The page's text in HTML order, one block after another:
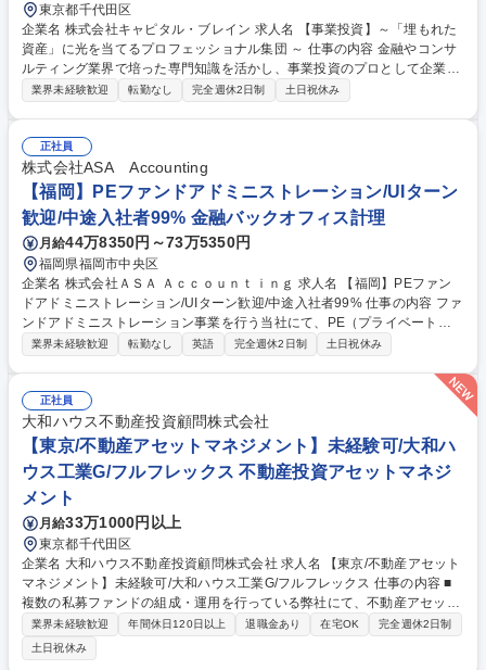
東京都千代田区
企業名 株式会社キャピタル・ブレイン 求人名 【事業投資】～「埋もれた
資産」に光を当てるプロフェッショナル集団 ～ 仕事の内容 金融やコンサ
ルティング業界で培った専門知識を活かし、事業投資のプロとして企業価
値向上を牽引するポジションです。アドバイザリー業務から一歩踏み込
て投資後の事業成長支援（グループシナジーによる収益拡大、管理部門強
化、Ｍ＆Ａサポート等）までを一貫して担当します。短期的な売却益を追
うのではなく、埋もれた資産に光を当て永続的な成長をともに目指すこと
で、本質的な事業推進力と社会貢献の確かな手応えを実感できます。 募集
職種 【事業投資】～「埋もれた資産」に光を当てるプロフェッショナル集
団 ～
業界未経験歓迎 転勤なし 完全週休2日制 土日祝休み
正社員
株式会社ASA Accounting
【福岡】PEファンドアドミニストレーション/UIターン
歓迎/中途入社者99% 金融バックオフィス計理
月給44万8350円～73万5350円
福岡県福岡市中央区
企業名 株式会社ＡＳＡ Ａｃｃｏｕｎｔｉｎｇ 求人名 【福岡】PEファン
ドアドミニストレーション/UIターン歓迎/中途入社者99% 仕事の内容 ファ
ンドアドミニストレーション事業を行う当社にて、PE（プライベートエ
クイティ）ファンドの管理業務をお任せします。LPSやSPCの決算、キャ
務内容】 ◇PEファンド及び関連SPCの経理、決算業務、キャッシュフロ
ー管理◇税務申告書作成等の税務関連サポート ◇投資家レポーティング及
び各種投資家対応 ◇会計監査対応◇キャピタルコール対応 ◇配当計算等
の関連資料の作成業務、レビュー、チェック ◇ストラクチャリングサポー
中途入社者99%
業界未経験歓迎 転勤なし 英語 完全週休2日制 土日祝休み
正社員
大和ハウス不動産投資顧問株式会社
【東京/不動産アセットマネジメント】未経験可/大和ハ
ウス工業G/フルフレックス 不動産投資アセットマネジ
メント
月給33万1000円以上
東京都千代田区
企業名 大和ハウス不動産投資顧問株式会社 求人名 【東京/不動産アセット
マネジメント】未経験可/大和ハウス工業G/フルフレックス 仕事の内容 ■
複数の私募ファンドの組成・運用を行っている弊社にて、不動産アセット
マネジメント業務全般をお任せいたします。 【概要】■ソーシング、アク
イジション、開発、ファンド組成、CF作成、期中管理等、幅広く携わっ
て頂きます。※詳しい業務内容は面接の場で丁寧にお伝えします。 【物
業界未経験歓迎 年間休日120日以上 退職金あり 在宅OK
完全週休2日制
土日祝休み